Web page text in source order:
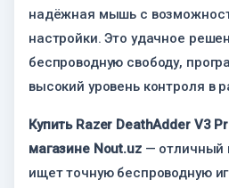
надёжная мышь с
настройки. Это удачное
беспроводную свободу,
высокий уровень контроля в
Купить Razer DeathAdder V3
магазине Nout.uz— отличный
ищет точную беспроводную